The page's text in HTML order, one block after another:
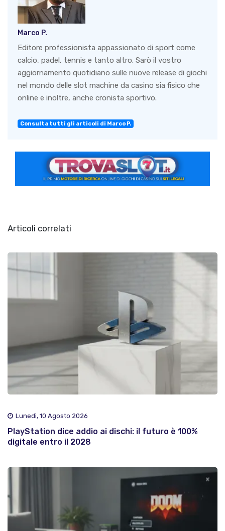
Marco P.
Editore professionista appassionato di sport come
calcio, padel, tennis e tanto altro. Sarò il vostro
aggiornamento quotidiano sulle nuove release di giochi
nel mondo delle slot machine da casino sia fisico che
online e inoltre, anche cronista sportivo.
Consulta tutti gli articoli di Marco P.
Articoli correlati
Lunedì, 10 Agosto 2026
PlayStation dice addio ai dischi: il futuro è 100%
digitale entro il 2028